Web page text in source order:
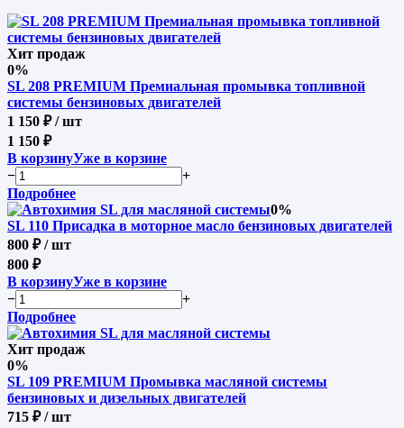
Хит продаж
0%
SL 208 PREMIUM Премиальная промывка топливной
системы бензиновых двигателей
1 150 ₽/ шт
1 150 ₽
В корзинуУже в корзине
−
+
Подробнее
0%
SL 110 Присадка в моторное масло бензиновых двигателей
800 ₽/ шт
800 ₽
В корзинуУже в корзине
−
+
Подробнее
Хит продаж
0%
SL 109 PREMIUM Промывка масляной системы
бензиновых и дизельных двигателей
715 ₽/ шт